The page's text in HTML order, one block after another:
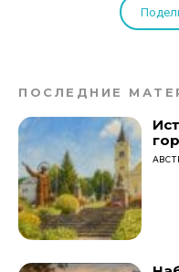
ПОСЛЕДНИЕ